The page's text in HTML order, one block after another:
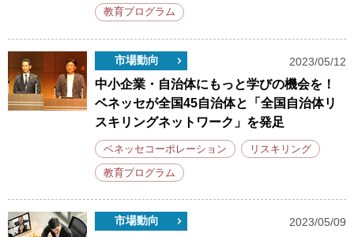
教育プログラム
市場動向 2023/05/12
中小企業・自治体にもっと学びの機会を！
ベネッセが全国45自治体と「全国自治体リ
スキリングネットワーク」を発足
ベネッセコーポレーション リスキリング
教育プログラム
市場動向 2023/05/09